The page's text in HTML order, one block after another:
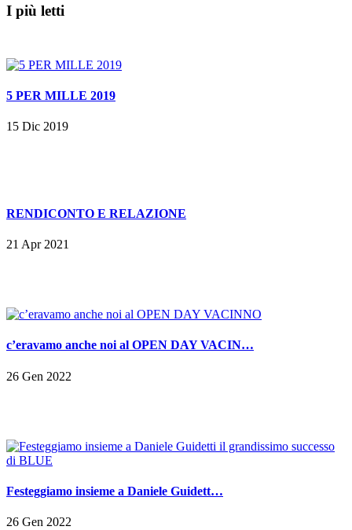
I più letti
5 PER MILLE 2019
15 Dic 2019
RENDICONTO E RELAZIONE
21 Apr 2021
c’eravamo anche noi al OPEN DAY VACIN…
26 Gen 2022
Festeggiamo insieme a Daniele Guidett…
26 Gen 2022